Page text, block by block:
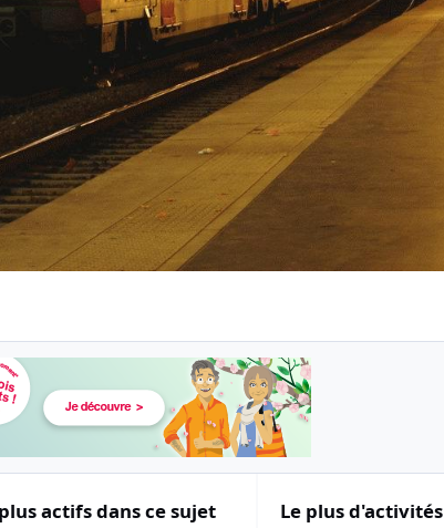
actifs dans ce sujet Le plus d'activités